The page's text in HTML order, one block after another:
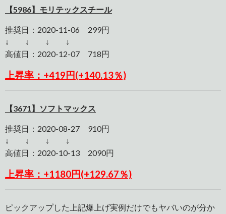
【5986】モリテックスチール
推奨日：2020-11-06 299円
↓ ↓ ↓ ↓
高値日：2020-12-07 718円
上昇率：+419円(+140.13％)
【3671】ソフトマックス
推奨日：2020-08-27 910円
↓ ↓ ↓ ↓
高値日：2020-10-13 2090円
上昇率：+1180円(+129.67％)
ピックアップした上記爆上げ実例だけでもヤバいのが分か